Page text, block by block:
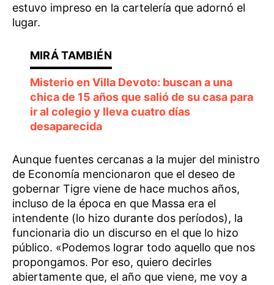
estuvo impreso en la cartelería que adornó el
lugar.
Misterio en Villa Devoto: buscan a una
chica de 15 años que salió de su casa para
ir al colegio y lleva cuatro días
desaparecida
Aunque fuentes cercanas a la mujer del ministro
de Economía mencionaron que el deseo de
gobernar Tigre viene de hace muchos años,
incluso de la época en que Massa era el
intendente (lo hizo durante dos períodos), la
funcionaria dio un discurso en el que lo hizo
público. «Podemos lograr todo aquello que nos
propongamos. Por eso, quiero decirles
abiertamente que, el año que viene, me voy a